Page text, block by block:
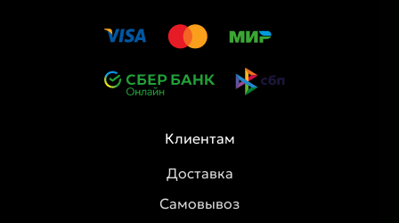
Клиентам
Доставка
Самовывоз